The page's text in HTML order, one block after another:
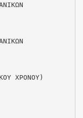
ΧΡΟΝΟΥ)